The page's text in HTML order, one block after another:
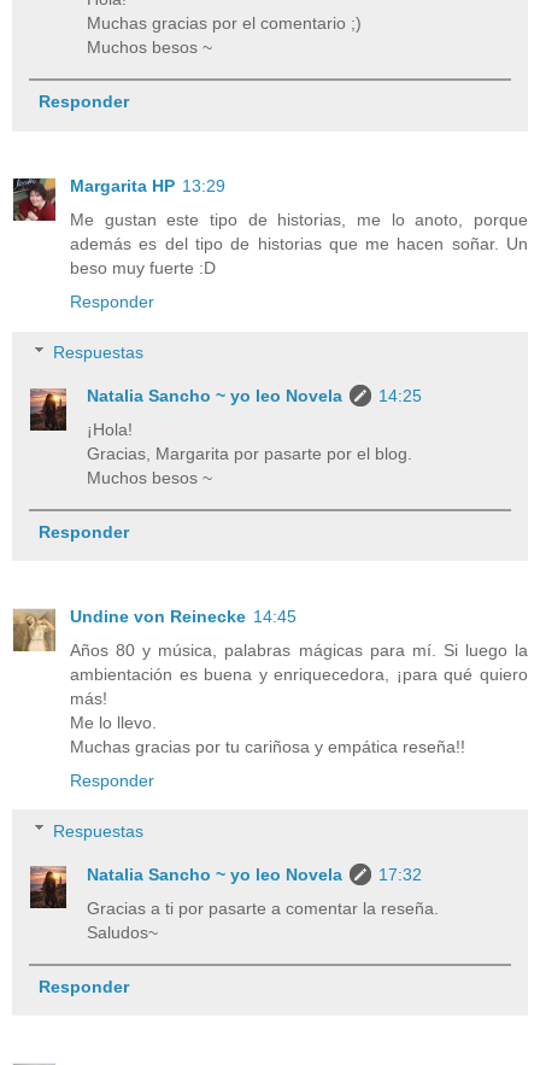
Muchas gracias por el comentario ;)
Muchos besos ~
Responder
Margarita HP 13:29
Me gustan este tipo de historias, me lo anoto, porque
además es del tipo de historias que me hacen soñar. Un
beso muy fuerte :D
Responder
Respuestas
Natalia Sancho ~ yo leo Novela
14:25
¡Hola!
Gracias, Margarita por pasarte por el blog.
Muchos besos ~
Responder
Undine von Reinecke 14:45
Años 80 y música, palabras mágicas para mí. Si luego la
ambientación es buena y enriquecedora, ¡para qué quiero
más!
Me lo llevo.
Muchas gracias por tu cariñosa y empática reseña!!
Responder
Respuestas
Natalia Sancho ~ yo leo Novela
17:32
Gracias a ti por pasarte a comentar la reseña.
Saludos~
Responder